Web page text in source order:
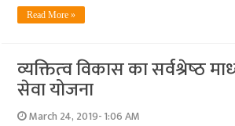
Read More »
व्‍यक्तित्‍व विकास का सर्वश्रेष्‍ठ
सेवा योजना
March 24, 2019- 1:06 AM